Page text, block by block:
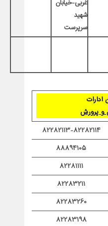
غربی-خیابان
شهید
سرپرست
ادارات
و پرورش
82282113-82282114
88894105
82281111
82283211
82283260
82283198